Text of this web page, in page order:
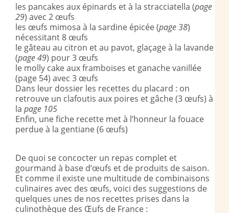
les pancakes aux épinards et à la stracciatella (page
29) avec 2 œufs
les œufs mimosa à la sardine épicée (page 38)
nécessitant 8 œufs
le gâteau au citron et au pavot, glaçage à la lavande
(page 49) pour 3 œufs
le molly cake aux framboises et ganache vanillée
(page 54) avec 3 œufs
Dans leur dossier les recettes du placard : on
retrouve un clafoutis aux poires et gâche (3 œufs) à
la page 105
Enfin, une fiche recette met à l’honneur la fouace
perdue à la gentiane (6 œufs)
De quoi se concocter un repas complet et
gourmand à base d’œufs et de produits de saison.
Et comme il existe une multitude de combinaisons
culinaires avec des œufs, voici des suggestions de
quelques unes de nos recettes prises dans la
culinothèque des Œufs de France :